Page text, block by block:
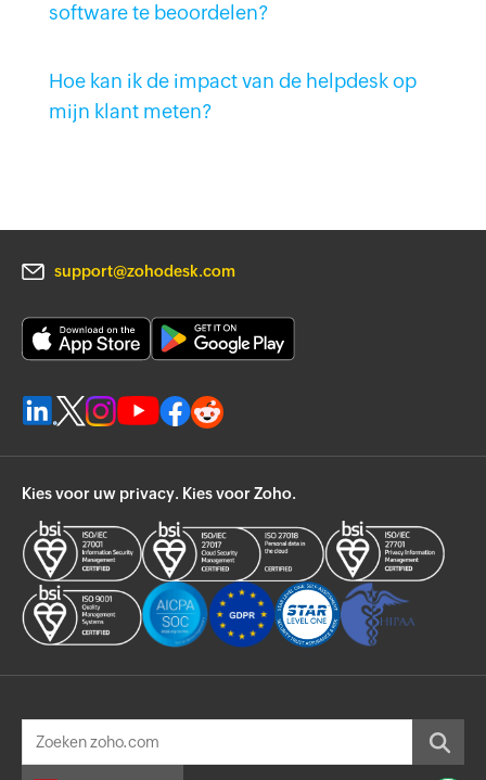
software te beoordelen?
Hoe kan ik de impact van de helpdesk op
mijn klant meten?
support@zohodesk.com
Kies voor uw privacy. Kies voor Zoho.